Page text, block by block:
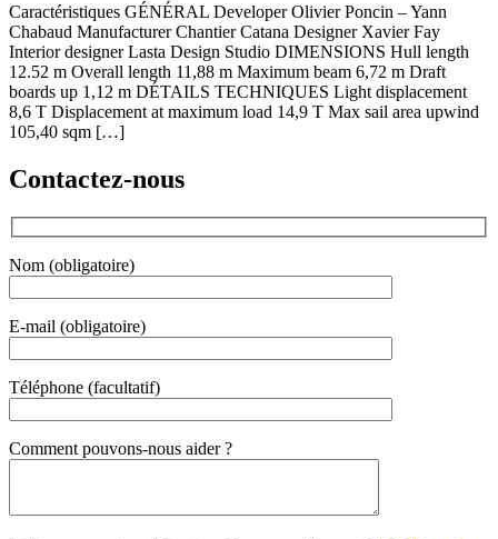
Caractéristiques GÉNÉRAL Developer Olivier Poncin – Yann
Chabaud Manufacturer Chantier Catana Designer Xavier Fay
Interior designer Lasta Design Studio DIMENSIONS Hull length
12.52 m Overall length 11,88 m Maximum beam 6,72 m Draft
boards up 1,12 m DÉTAILS TECHNIQUES Light displacement
8,6 T Displacement at maximum load 14,9 T Max sail area upwind
105,40 sqm […]
Contactez-nous
Nom (obligatoire)
E-mail (obligatoire)
Téléphone (facultatif)
Gender
Comment pouvons-nous aider ?